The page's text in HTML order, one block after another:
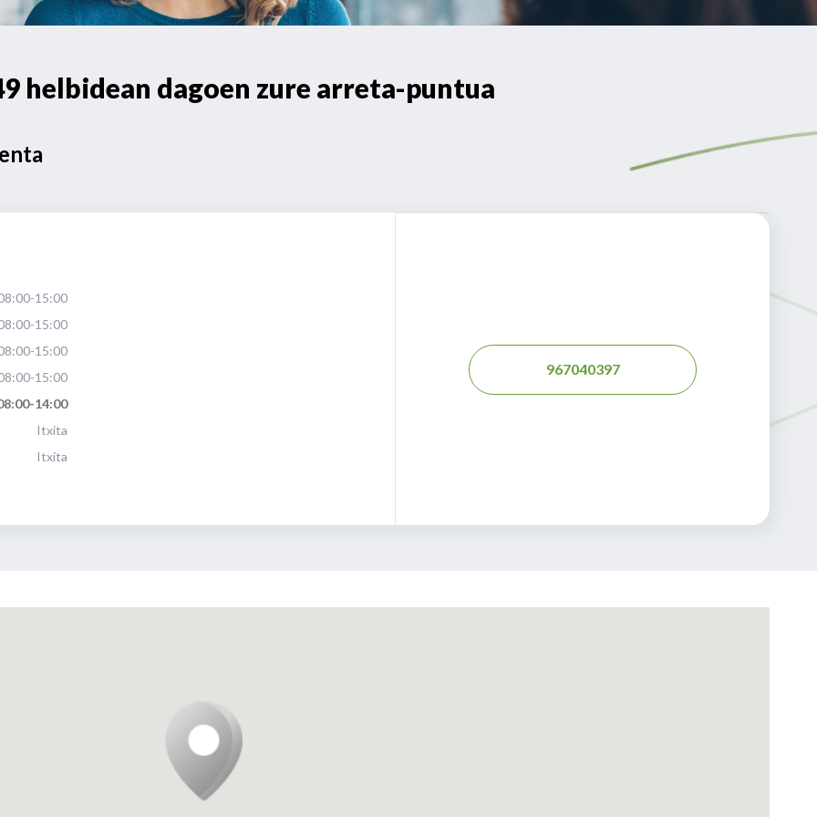
helbidean dagoen zure arreta-puntua
15:00
15:00
15:00
15:00
14:00
Itxita
Itxita
967040397